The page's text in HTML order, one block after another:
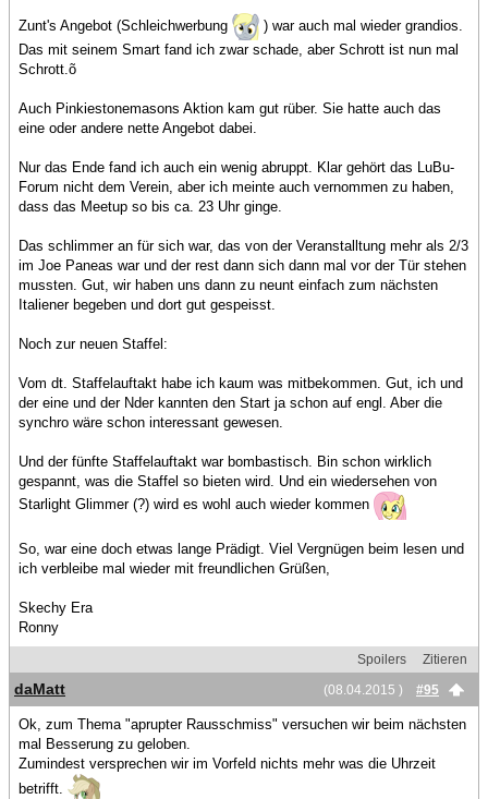
Zunt's Angebot (Schleichwerbung
) war auch mal wieder grandios.
Das mit seinem Smart fand ich zwar schade, aber Schrott ist nun mal
Schrott.õ
Auch Pinkiestonemasons Aktion kam gut rüber. Sie hatte auch das
eine oder andere nette Angebot dabei.
Nur das Ende fand ich auch ein wenig abruppt. Klar gehört das LuBu-
Forum nicht dem Verein, aber ich meinte auch vernommen zu haben,
dass das Meetup so bis ca. 23 Uhr ginge.
Das schlimmer an für sich war, das von der Veranstalltung mehr als 2/3
im Joe Paneas war und der rest dann sich dann mal vor der Tür stehen
mussten. Gut, wir haben uns dann zu neunt einfach zum nächsten
Italiener begeben und dort gut gespeisst.
Noch zur neuen Staffel:
Vom dt. Staffelauftakt habe ich kaum was mitbekommen. Gut, ich und
der eine und der Nder kannten den Start ja schon auf engl. Aber die
synchro wäre schon interessant gewesen.
Und der fünfte Staffelauftakt war bombastisch. Bin schon wirklich
gespannt, was die Staffel so bieten wird. Und ein wiedersehen von
Starlight Glimmer (?) wird es wohl auch wieder kommen
So, war eine doch etwas lange Prädigt. Viel Vergnügen beim lesen und
ich verbleibe mal wieder mit freundlichen Grüßen,
Skechy Era
Ronny
Spoilers
Zitieren
(08.04.2015 )
#95
daMatt
Ok, zum Thema "aprupter Rausschmiss" versuchen wir beim nächsten
mal Besserung zu geloben.
Zumindest versprechen wir im Vorfeld nichts mehr was die Uhrzeit
betrifft.